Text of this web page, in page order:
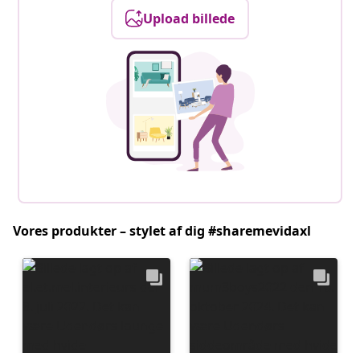
Upload billede
Vores produkter – stylet af dig #sharemevidaxl